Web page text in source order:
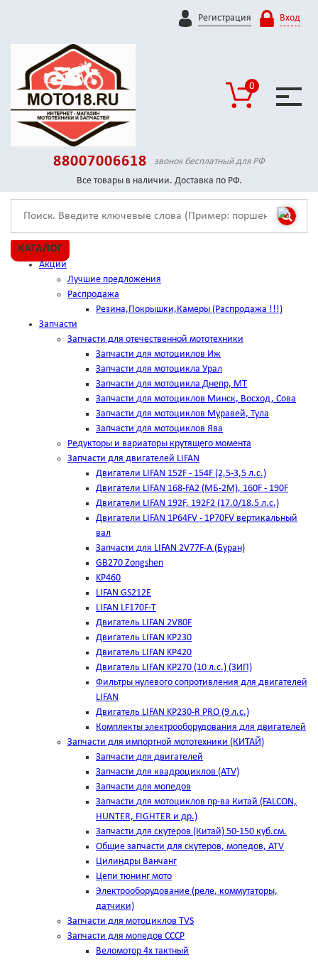
Регистрация Вход
0
88007006618
звонок бесплатный для РФ
Все товары в наличии. Доставка по РФ.
КАТАЛОГ
Акции
Лучшие предложения
Распродажа
Резина,Покрышки,Камеры (Распродажа !!!)
Запчасти
Запчасти для отечественной мототехники
Запчасти для мотоциклов Иж
Запчасти для мотоцикла Урал
Запчасти для мотоцикла Днепр, МТ
Запчасти для мотоциклов Минск, Восход, Сова
Запчасти для мотоциклов Муравей, Тула
Запчасти для мотоциклов Ява
Редукторы и вариаторы крутящего момента
Запчасти для двигателей LIFAN
Двигатели LIFAN 152F - 154F (2,5-3,5 л.с.)
Двигатели LIFAN 168-FA2 (МБ-2М), 160F - 190F
Двигатели LIFAN 192F, 192F2 (17.0/18.5 л.с.)
Двигатели LIFAN 1Р64FV - 1Р70FV вертикальный
вал
Запчасти для LIFAN 2V77F-A (Буран)
GB270 Zongshen
KP460
LIFAN GS212E
LIFAN LF170F-T
Двигатель LIFAN 2V80F
Двигатель LIFAN KP230
Двигатель LIFAN KP420
Двигатель LIFAN KP270 (10 л.с.) (ЗИП)
Фильтры нулевого сопротивления для двигателей
LIFAN
Двигатель LIFAN KP230-R PRO (9 л.с.)
Комплекты электрооборудования для двигателей
Запчасти для импортной мототехники (КИТАЙ)
Запчасти для двигателей
Запчасти для квадроциклов (ATV)
Запчасти для мопедов
Запчасти для мотоциклов пр-ва Китай (FALCON,
HUNTER, FIGHTER и др.)
Запчасти для скутеров (Китай) 50-150 куб.см.
Общие запчасти для скутеров, мопедов, ATV
Цилиндры Ванчанг
Цепи тюнинг мото
Электрооборудование (реле, коммутаторы,
датчики)
Запчасти для мотоциклов TVS
Запчасти для мопедов СССР
Веломотор 4х тактный